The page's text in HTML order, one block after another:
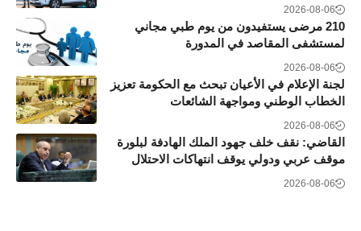
2026-08-06
210 مرضى يستفيدون من يوم طبي مجاني
لمستشفى المقاصد في المدورة
2026-08-06
لجنة الإعلام في الأعيان تبحث مع الحكومة تعزيز
الخطاب الوطني ومواجهة الشائعات
2026-08-06
القاضي: نقف خلف جهود الملك الهادفة لبلورة
موقف عربي ودولي يوقف انتهاكات الاحتلال
2026-08-06